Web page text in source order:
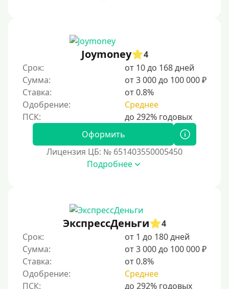
Под 1 %
С пролонгацией (продлением)
Под высокий процент
Без комиссии
В рассрочку
С ежемесячным платежом
Первый кредит без переплат
Без процентов на 30 дней
Под 0 %
Условия
Joymoney
4
Срок:
от 10 до 168 дней
Сумма:
от 3 000 до 100 000 ₽
Ставка:
от 0.8%
Одобрение:
Среднее
Оформить
Лицензия ЦБ: № 651403550005450
Подробнее
ЭкспрессДеньги
4
Срок:
от 1 до 180 дней
Сумма:
от 3 000 до 100 000 ₽
Ставка:
от 0.8%
Одобрение:
Среднее